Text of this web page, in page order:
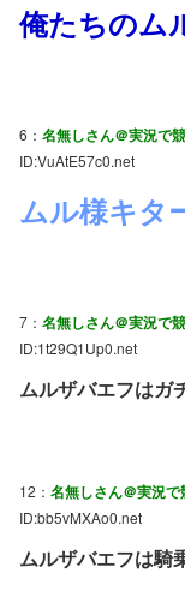
俺たちのム
6： 名無しさん＠実況で
ID:VuAtE57c0.net
ムル様キタ
7： 名無しさん＠実況で
ID:1t29Q1Up0.net
ムルザバエフはガ
12： 名無しさん＠実況で
ID:bb5vMXAo0.net
ムルザバエフは騎